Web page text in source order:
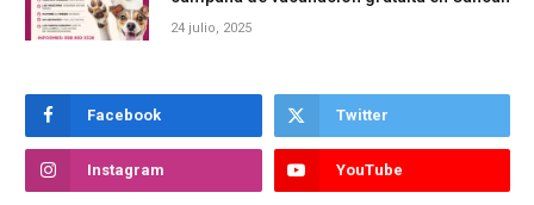
24 julio, 2025
Facebook Twitter
Instagram YouTube